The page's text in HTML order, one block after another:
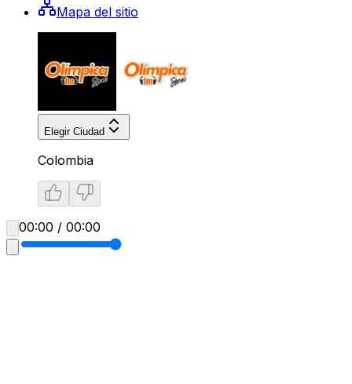
Mapa del sitio
Elegir Ciudad
Colombia
00:00 / 00:00